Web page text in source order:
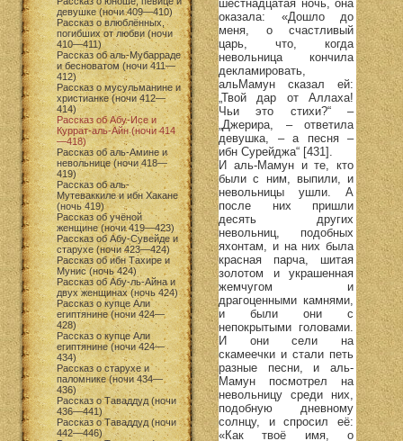
девушке (ночи 409—410)
Рассказ о влюблённых,
погибших от любви (ночи
410—411)
Рассказ об аль-Мубарраде
и бесноватом (ночи 411—
412)
Рассказ о мусульманине и
христианке (ночи 412—
414)
Рассказ об Абу-Исе и
Куррат-аль-Айн (ночи 414
—418)
Рассказ об аль-Амине и
невольнице (ночи 418—
419)
Рассказ об аль-
Мутеваккиле и ибн Хакане
(ночь 419)
Рассказ об учёной
женщине (ночи 419—423)
Рассказ об Абу-Сувейде и
старухе (ночи 423—424)
Рассказ об ибн Тахире и
Мунис (ночь 424)
Рассказ об Абу-ль-Айна и
двух женщинах (ночь 424)
Рассказ о купце Али
египтянине (ночи 424—
428)
Рассказ о купце Али
египтянине (ночи 424—
434)
Рассказ о старухе и
паломнике (ночи 434—
436)
Рассказ о Таваддуд (ночи
436—441)
Рассказ о Таваддуд (ночи
442—446)
шестнадцатая ночь, она
оказала: «Дошло до
меня, о счастливый
царь, что, когда
невольница кончила
декламировать,
альМамун сказал ей:
„Твой дар от Аллаха!
Чьи это стихи?“ –
„Джерира, – ответила
девушка, – а песня –
ибн Сурейджа“ [431].
И аль-Мамун и те, кто
были с ним, выпили, и
невольницы ушли. А
после них пришли
десять других
невольниц, подобных
яхонтам, и на них была
красная парча, шитая
золотом и украшенная
жемчугом и
драгоценными камнями,
и были они с
непокрытыми головами.
И они сели на
скамеечки и стали петь
разные песни, и аль-
Мамун посмотрел на
невольницу среди них,
подобную дневному
солнцу, и спросил её:
«Как твоё имя, о